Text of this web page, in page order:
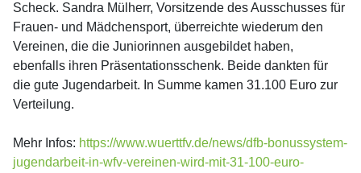
Scheck. Sandra Mülherr, Vorsitzende des Ausschusses für
Frauen- und Mädchensport, überreichte wiederum den
Vereinen, die die Juniorinnen ausgebildet haben,
ebenfalls ihren Präsentationsschenk. Beide dankten für
die gute Jugendarbeit. In Summe kamen 31.100 Euro zur
Verteilung.
Mehr Infos: https://www.wuerttfv.de/news/dfb-bonussystem-
jugendarbeit-in-wfv-vereinen-wird-mit-31-100-euro-